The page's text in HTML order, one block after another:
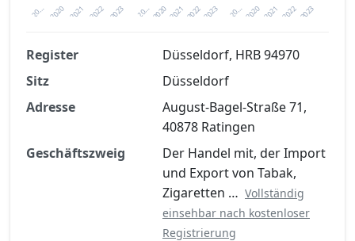
20… 2021 2023
2020 2022 20… 2021 2023
2020 2022 20… 2021 2023
2020 2022
Finanzkennzahlen nach kostenloser
Registrierung verfügbar
Jetzt kostenlos registrieren
Register
Düsseldorf, HRB 94970
Sitz
Düsseldorf
Adresse
August-Bagel-Straße 71,
40878 Ratingen
Geschäftszweig
Der Handel mit, der Import
und Export von Tabak,
Zigaretten … Vollständig
einsehbar nach kostenloser
Registrierung